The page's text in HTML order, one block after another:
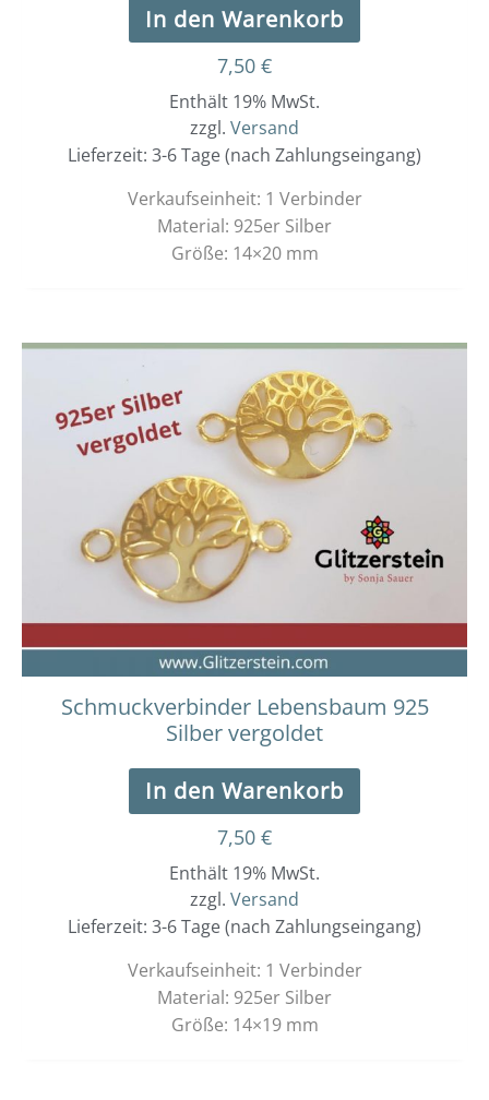
In den Warenkorb
7,50 €
Enthält 19% MwSt.
zzgl. Versand
Lieferzeit: 3-6 Tage (nach Zahlungseingang)
Verkaufseinheit: 1 Verbinder
Material: 925er Silber
Größe: 14×20 mm
Schmuckverbinder Lebensbaum 925
Silber vergoldet
In den Warenkorb
7,50 €
Enthält 19% MwSt.
zzgl. Versand
Lieferzeit: 3-6 Tage (nach Zahlungseingang)
Verkaufseinheit: 1 Verbinder
Material: 925er Silber
Größe: 14×19 mm